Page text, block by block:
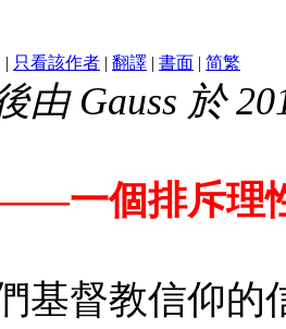
| 只看該作者 | 翻譯 | 書面 | 简繁
由 Gauss 於
一個排斥理
基督教信仰的